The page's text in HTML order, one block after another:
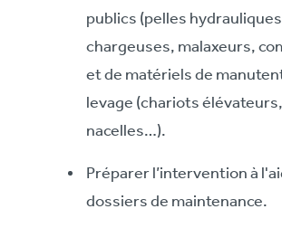
publics (pelles
chargeuses, malaxeurs,
et de matériels de
levage (chariots
nacelles…).
Préparer l’intervention à
dossiers de maintenance.